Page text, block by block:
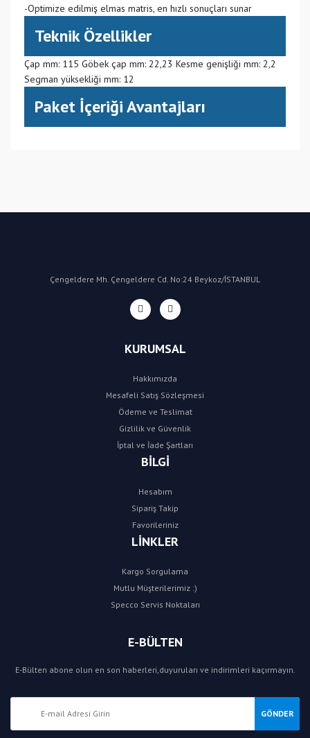
-Optimize edilmiş elmas matris, en hızlı sonuçları sunar
Teknik Özellikler
Çap mm: 115 Göbek çap mm: 22,23 Kesme genişliği mm: 2,2
Segman yüksekliği mm: 12
Paket İçeriği Avantajları
Çengeldere Mh. Çengeldere Cd. No:24 Beykoz/İSTANBUL
KURUMSAL
Hakkımızda
Mesafeli Satış Sözleşmesi
Ödeme ve Teslimat
Gizlilik ve Güvenlik
İptal ve İade Şartları
BİLGİ
Hesabım
Sipariş Takip
Favorileriniz
LİNKLER
Kargo Sorgulama
Mutlu Müşterilerimiz :)
Specco Servis Noktaları
E-BÜLTEN
E-Bülten abone olun en son haberleri,duyuruları ve indirimleri kaçırmayın.
GÖNDER